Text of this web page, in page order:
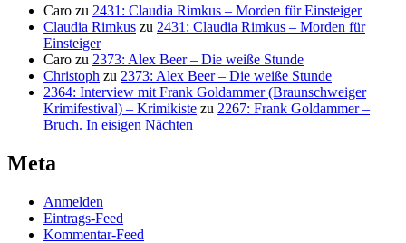
Caro zu 2431: Claudia Rimkus – Morden für Einsteiger
Claudia Rimkus zu 2431: Claudia Rimkus – Morden für
Einsteiger
Caro zu 2373: Alex Beer – Die weiße Stunde
Christoph zu 2373: Alex Beer – Die weiße Stunde
2364: Interview mit Frank Goldammer (Braunschweiger
Krimifestival) – Krimikiste zu 2267: Frank Goldammer –
Bruch. In eisigen Nächten
Meta
Anmelden
Eintrags-Feed
Kommentar-Feed